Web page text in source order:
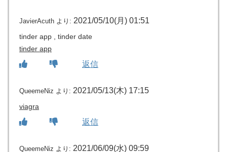
JavierAcuth より: 2021/05/10(月) 01:51
tinder app , tinder date
tinder app
返信
QueemeNiz より: 2021/05/13(木) 17:15
viagra
返信
QueemeNiz より: 2021/06/09(水) 09:59